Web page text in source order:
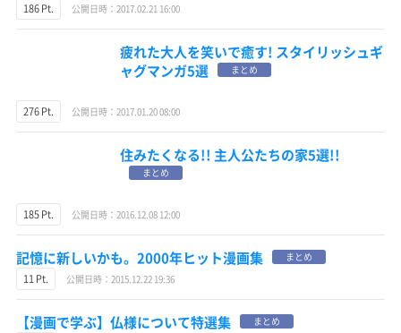
186 Pt. 公開日時：2017.02.21 16:00
疲れた大人を笑いで癒す! スタイリッシュギ
ャグマンガ5選
まとめ
276 Pt. 公開日時：2017.01.20 08:00
住みたくなる!! 主人公たちの家5選!!
まとめ
185 Pt. 公開日時：2016.12.08 12:00
記憶に新しいかも。2000年ヒット漫画集 まとめ
11 Pt. 公開日時：2015.12.22 19:36
【漫画で学ぶ】仏様について特選集 まとめ